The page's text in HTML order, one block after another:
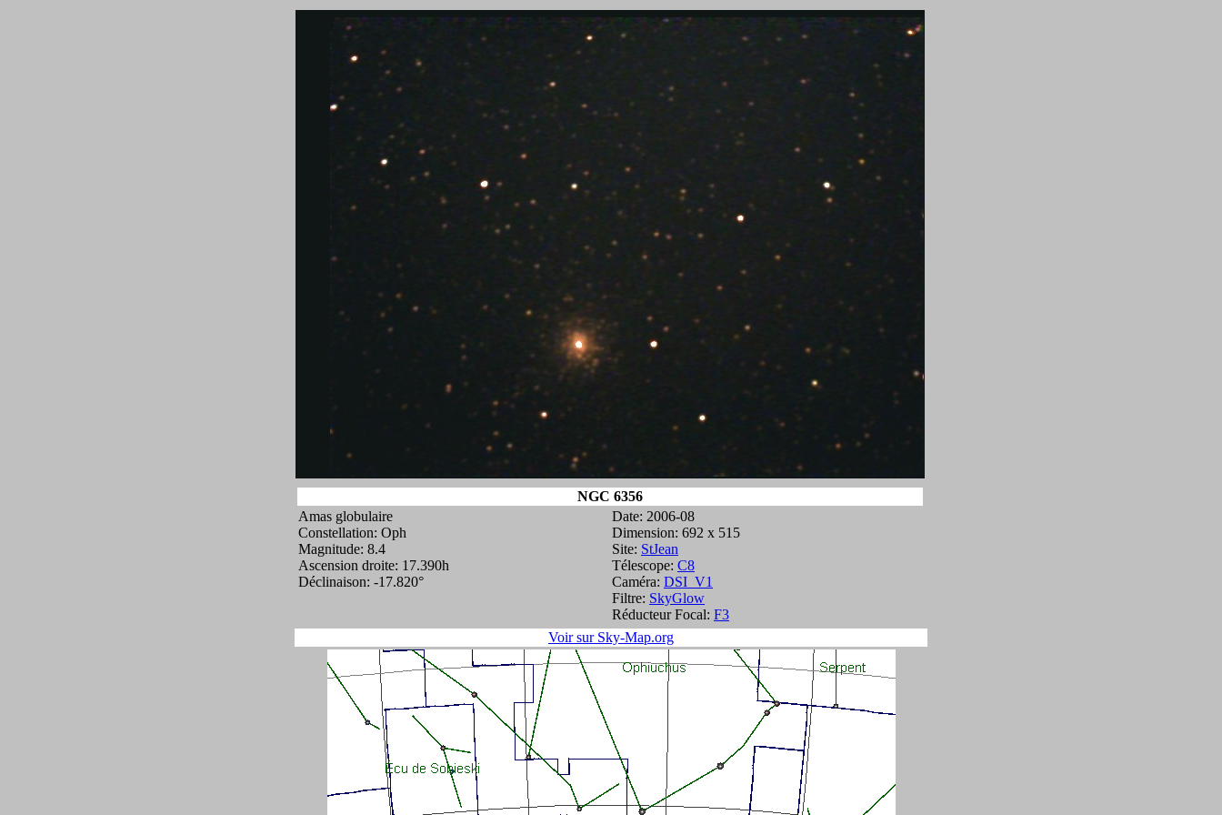
NGC 6356
Amas globulaire
Constellation: Oph
Magnitude: 8.4
Ascension droite: 17.390h
Déclinaison: -17.820°
Date: 2006-08
Dimension: 692 x 515
Site: StJean
Télescope: C8
Caméra: DSI_V1
Filtre: SkyGlow
Réducteur Focal: F3
Voir sur Sky-Map.org